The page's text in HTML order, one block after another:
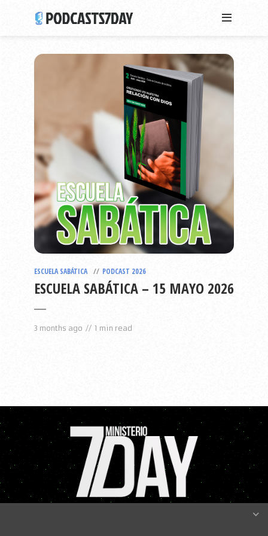
ESCUELA SABÁTICA PODCAST 2026
ESCUELA SABÁTICA – 15 MAYO 2026
3 months ago 1 min read